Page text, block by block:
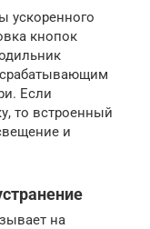
ускоренного
кнопок
Если
то встроенный
и
на